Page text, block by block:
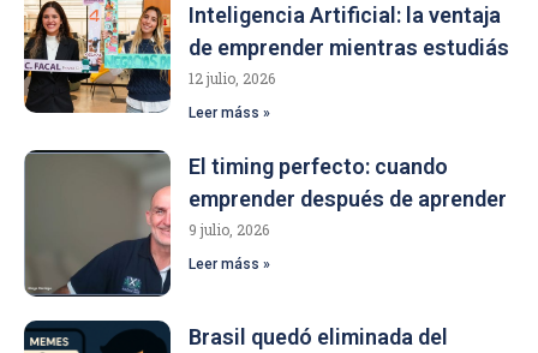
Inteligencia Artificial: la ventaja
de emprender mientras estudiás
12 julio, 2026
Leer máss »
El timing perfecto: cuando
emprender después de aprender
9 julio, 2026
Leer máss »
Brasil quedó eliminada del